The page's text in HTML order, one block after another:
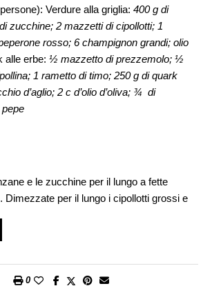
Verdure alla griglia: 400 g di
zucchine; 2 mazzetti di cipollotti; 1
rosso; 6 champignon grandi; olio
alle erbe: ½ mazzetto di prezzemolo; ½
1 rametto di timo; 250 g di quark
d’aglio; 2 c d’olio d’oliva; ¾ di
e le zucchine per il lungo a fette
per il lungo i cipollotti grossi e
Dimezzate i champignon in senso
e funghi con un po’ d’olio e sala
0